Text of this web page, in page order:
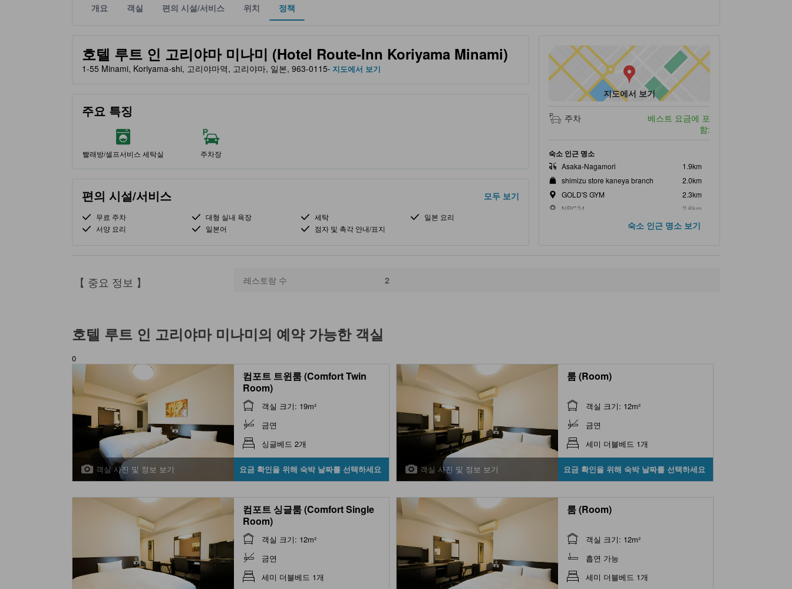
개요 객실 편의 시설/서비스 위치 정책
호텔 루트 인 고리야마 미나미 (Hotel Route-Inn Koriyama Minami)
tooltip
노란색 별 표시는 기대할 수 있는 편안함, 편의 시설 및 서비스를 반영해 파트너 사이트에서 제공한 성급입니다.
1-55 Minami, Koriyama-shi, 고리야마역, 고리야마, 일본, 963-0115- 지도에서 보기
주요 특징
빨래방/셀프서비스 세탁실 주차장
편의 시설/서비스 모두 보기
무료 주차 대형 실내 욕장 세탁
일본 요리
서양 요리
일본어 점자 및 촉각 안내/표지
지도에서 보기
주차
베스트 요금에 포
함:
숙소 인근 명소
Asaka-Nagamori
1.9km
shimizu store kaneya branch
2.0km
GOLD'S GYM
2.3km
NPC24
2.6km
2.6km
숙소 인근 명소 보기
【 중요 정보 】 레스토랑 수 2
호텔 루트 인 고리야마 미나미의 예약 가능한 객실
0
객실 사진 및 정보 보기
컴포트 트윈룸 (Comfort Twin
Room)
객실 크기: 19m²
금연
싱글베드 2개
요금 확인을 위해 숙박 날짜를 선택하세요 객실 사진 및 정보 보기
룸 (Room)
객실 크기: 12m²
금연
세미 더블베드 1개
요금 확인을 위해 숙박 날짜를 선택하세요
컴포트 싱글룸 (Comfort Single
Room)
객실 크기: 12m²
금연
세미 더블베드 1개
룸 (Room)
객실 크기: 12m²
흡연 가능
세미 더블베드 1개